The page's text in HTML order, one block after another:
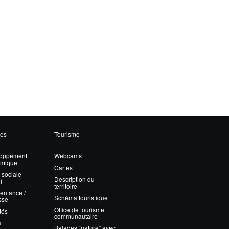
sociale –
/
Tourisme
Webcams
Cartes
Description du
territoire
Schéma touristique
Office de tourisme
communautaire